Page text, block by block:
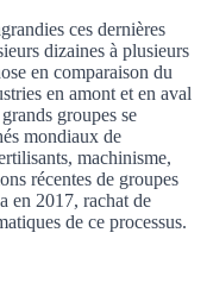
ces dernières
dizaines à plusieurs
en comparaison du
en amont et en aval
groupes se
mondiaux de
machinisme,
récentes de groupes
en 2017, rachat de
de ce processus.